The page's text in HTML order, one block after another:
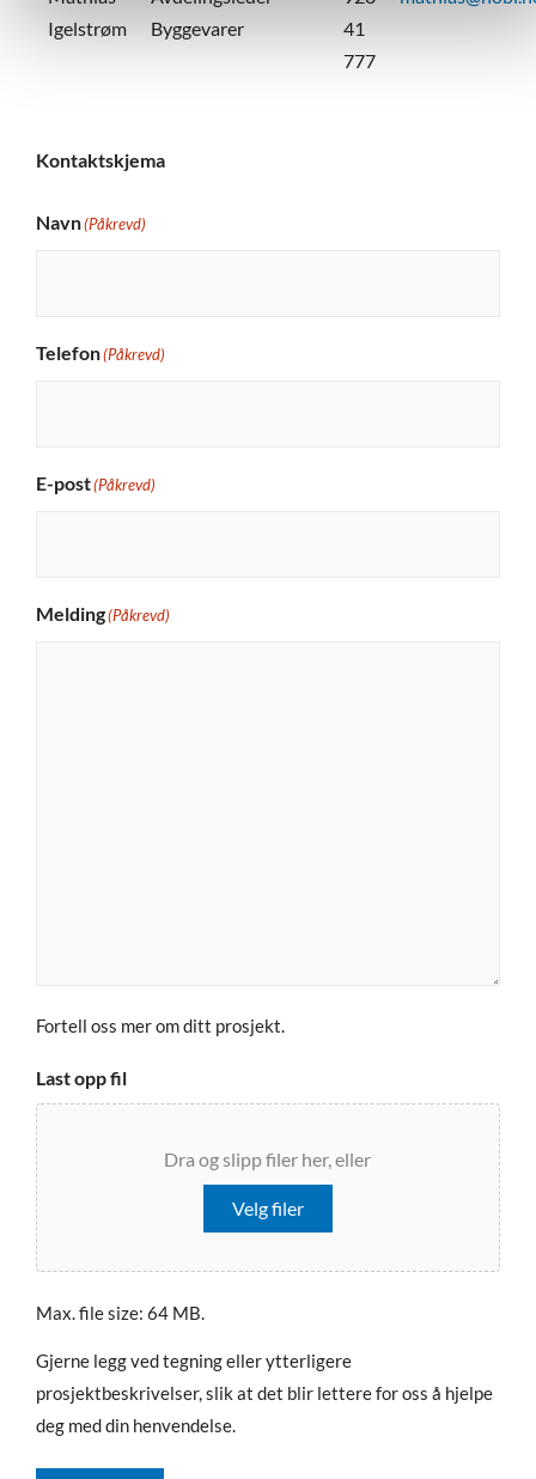
Igelstrøm
Byggevarer
41
777
Kontaktskjema
Navn(Påkrevd)
Telefon(Påkrevd)
E-post(Påkrevd)
Melding(Påkrevd)
Fortell oss mer om ditt prosjekt.
Last opp fil
Dra og slipp filer her, eller
Velg filer
Max. file size: 64 MB.
Gjerne legg ved tegning eller ytterligere
prosjektbeskrivelser, slik at det blir lettere for oss å hjelpe
deg med din henvendelse.